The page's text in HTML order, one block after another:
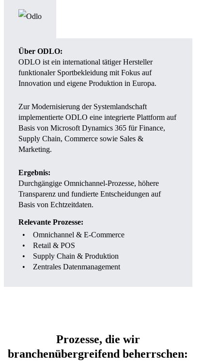
Über ODLO:
ODLO ist ein international tätiger Hersteller
funktionaler Sportbekleidung mit Fokus auf
Innovation und eigene Produktion in Europa.
Zur Modernisierung der Systemlandschaft
implementierte ODLO eine integrierte Plattform auf
Basis von Microsoft Dynamics 365 für Finance,
Supply Chain, Commerce sowie Sales &
Marketing.
Ergebnis:
Durchgängige Omnichannel-Prozesse, höhere
Transparenz und fundierte Entscheidungen auf
Basis von Echtzeitdaten.
Relevante Prozesse:
Omnichannel & E-Commerce
Retail & POS
Supply Chain & Produktion
Zentrales Datenmanagement
Prozesse, die wir
branchenübergreifend beherrschen: